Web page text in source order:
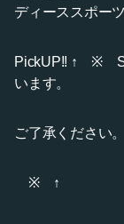
ディーススポー
PickUP!! ↑ ※
います。
ご了承ください。
※ ↑